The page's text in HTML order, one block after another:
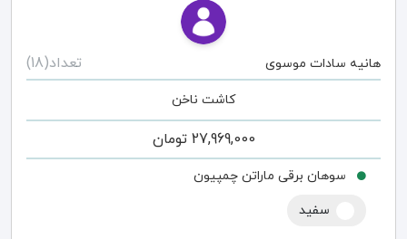
هانیه سادات موسوی تعداد(18)
کاشت ناخن
27,969,000 تومان
سوهان برقی ماراتن چمپیون
سفید